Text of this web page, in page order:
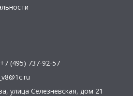
+7 (495) 737-92-57
, улица Селезнёвская, дом 21